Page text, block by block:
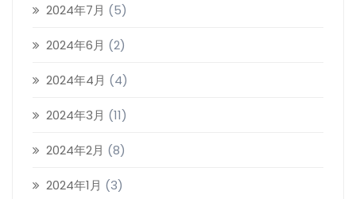
2024年7月 (5)
2024年6月 (2)
2024年4月 (4)
2024年3月 (11)
2024年2月 (8)
2024年1月 (3)